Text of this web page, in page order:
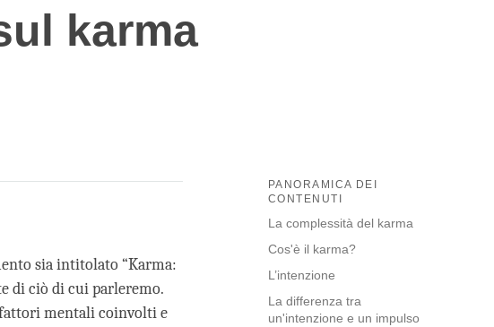
karma
PANORAMICA DEI
CONTENUTI
La complessità del karma
Cos'è il karma?
L’intenzione
La differenza tra
un'intenzione e un impulso
sia intitolato “Karma:
di ciò di cui parleremo.
mentali coinvolti e